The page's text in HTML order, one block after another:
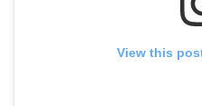
View this